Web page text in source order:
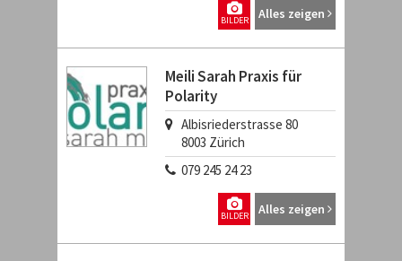
Alles zeigen
BILDER
Meili Sarah Praxis für
Polarity
Albisriederstrasse 80
8003 Zürich
079 245 24 23
Alles zeigen
BILDER